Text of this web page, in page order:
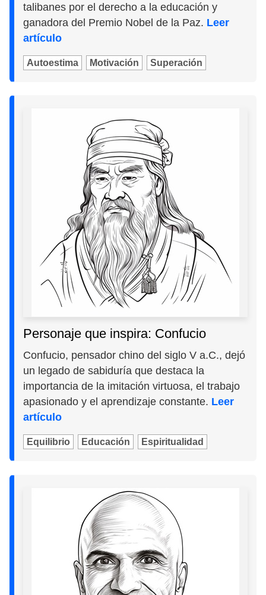
talibanes por el derecho a la educación y
ganadora del Premio Nobel de la Paz. Leer
artículo
Autoestima Motivación Superación
Personaje que inspira: Confucio
Confucio, pensador chino del siglo V a.C., dejó
un legado de sabiduría que destaca la
importancia de la imitación virtuosa, el trabajo
apasionado y el aprendizaje constante. Leer
artículo
Equilibrio Educación Espiritualidad